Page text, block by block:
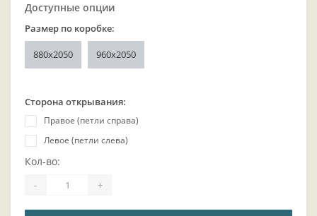
Доступные опции
Размер по коробке:
880x2050 960x2050
Сторона открывания:
Правое (петли справа)
Левое (петли слева)
Кол-во:
- +